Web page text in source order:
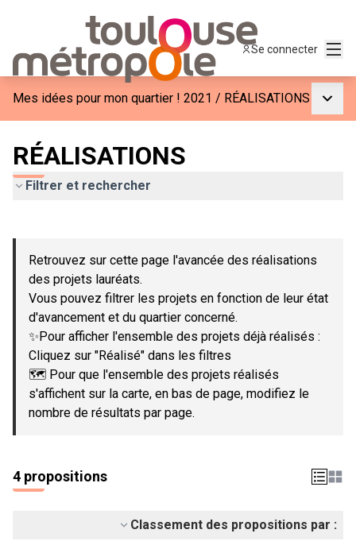
Se connecter
Mes idées pour mon quartier ! 2021 / RÉALISATIONS
RÉALISATIONS
Filtrer et rechercher
−
Retrouvez sur cette page l'avancée des réalisations
des projets lauréats.
Vous pouvez filtrer les projets en fonction de leur état
d'avancement et du quartier concerné.
✨Pour afficher l'ensemble des projets déjà réalisés :
Cliquez sur "Réalisé" dans les filtres
🗺️ Pour que l'ensemble des projets réalisés
s'affichent sur la carte, en bas de page, modifiez le
nombre de résultats par page.
4 propositions
Classement des propositions par :